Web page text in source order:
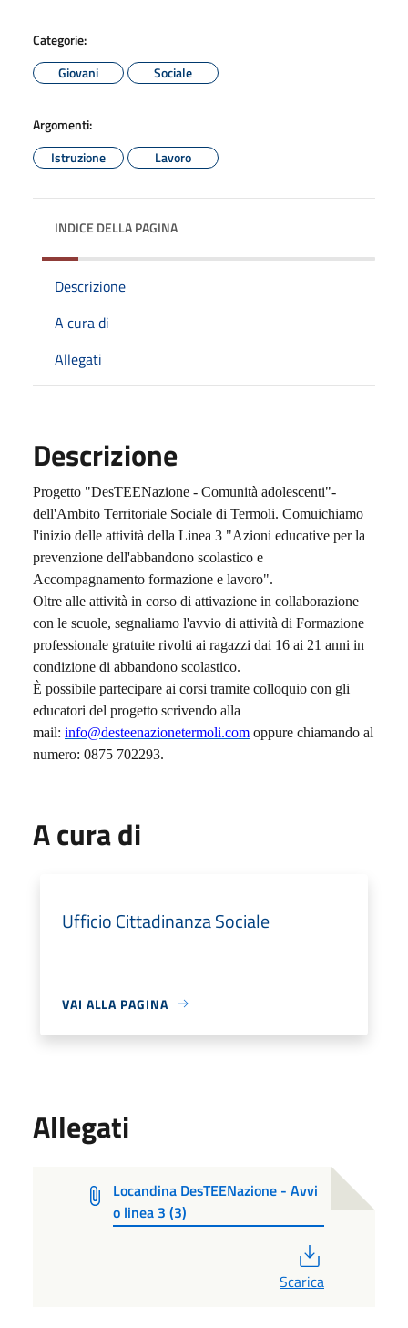
Categorie:
Giovani
Sociale
Argomenti:
Istruzione
Lavoro
INDICE DELLA PAGINA
Descrizione
A cura di
Allegati
Descrizione
Progetto "DesTEENazione - Comunità adolescenti"-
dell'Ambito Territoriale Sociale di Termoli. Comuichiamo
l'inizio delle attività della Linea 3 "Azioni educative per la
prevenzione dell'abbandono scolastico e
Accompagnamento formazione e lavoro".
Oltre alle attività in corso di attivazione in collaborazione
con le scuole, segnaliamo l'avvio di attività di Formazione
professionale gratuite rivolti ai ragazzi dai 16 ai 21 anni in
condizione di abbandono scolastico.
È possibile partecipare ai corsi tramite colloquio con gli
educatori del progetto scrivendo alla
mail: info@desteenazionetermoli.com oppure chiamando al
numero: 0875 702293.
A cura di
Ufficio Cittadinanza Sociale
VAI ALLA PAGINA
Allegati
Locandina DesTEENazione - Avvi
o linea 3 (3)
Scarica